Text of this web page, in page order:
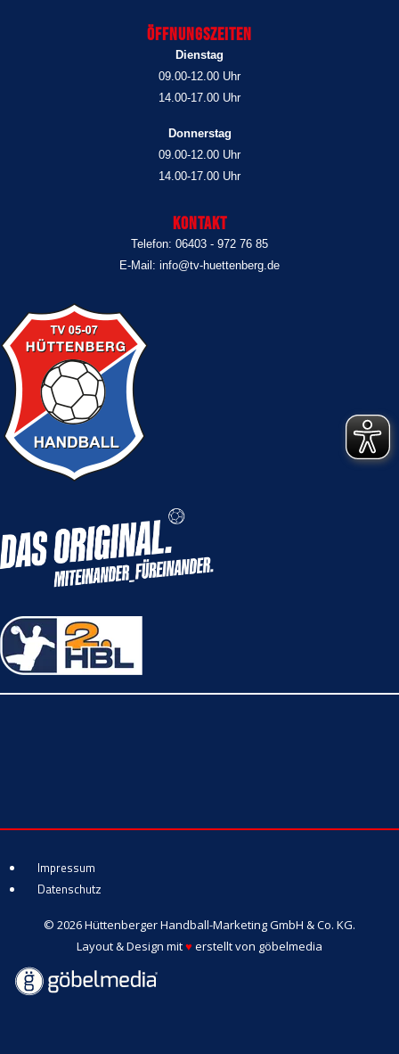
Öffnungszeiten
Dienstag
09.00-12.00 Uhr
14.00-17.00 Uhr
Donnerstag
09.00-12.00 Uhr
14.00-17.00 Uhr
Kontakt
Telefon: 06403 - 972 76 85
E-Mail: info@tv-huettenberg.de
Impressum
Datenschutz
© 2026 Hüttenberger Handball-Marketing GmbH & Co. KG.
Layout & Design mit♥ erstellt von göbelmedia